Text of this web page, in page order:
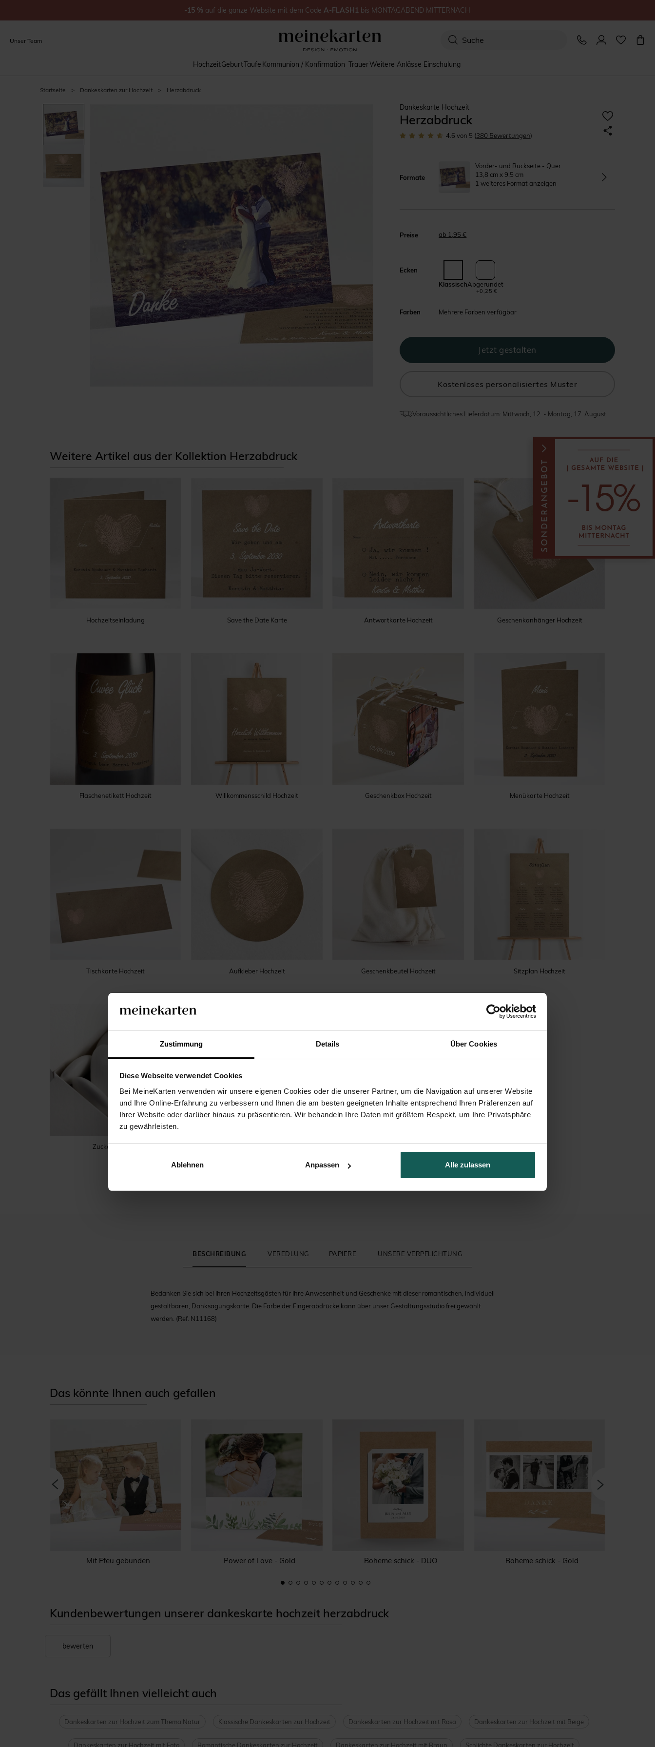
Zustimmung Details Über Cookies
Diese Webseite verwendet Cookies
Bei MeineKarten verwenden wir unsere eigenen Cookies oder die unserer Partner, um die Navigation auf unserer Website
und Ihre Online-Erfahrung zu verbessern und Ihnen die am besten geeigneten Inhalte entsprechend Ihren Präferenzen auf
Ihrer Website oder darüber hinaus zu präsentieren. Wir behandeln Ihre Daten mit größtem Respekt, um Ihre Privatsphäre
zu gewährleisten.
Ablehnen Anpassen Alle zulassen
Unser Team
HochzeitGeburtTaufe Kommunion / Konfirmation TrauerWeitere Anlässe Einschulung
Startseite > Dankeskarten zur Hochzeit > Herzabdruck
Dankeskarte Hochzeit
Herzabdruck
4.6 von 5 (380 Bewertungen)
Formate
Vorder- und Rückseite - Quer
13,8 cm x 9,5 cm
1 weiteres Format anzeigen
Preise ab 1,95 €
Ecken
KlassischAbgerundet
+0,25 €
Farben Mehrere Farben verfügbar
Kostenloses personalisiertes Muster
Voraussichtliches Lieferdatum: Mittwoch, 12. - Montag, 17. August
Weitere Artikel aus der Kollektion Herzabdruck
Hochzeitseinladung Save the Date Karte Antwortkarte Hochzeit Geschenkanhänger Hochzeit
Flaschenetikett Hochzeit Willkommensschild Hochzeit Geschenkbox Hochzeit Menükarte Hochzeit
Tischkarte Hochzeit Aufkleber Hochzeit Geschenkbeutel Hochzeit Sitzplan Hochzeit
Zuckermandeln
BESCHREIBUNG VEREDLUNG PAPIERE UNSERE VERPFLICHTUNG
Bedanken Sie sich bei Ihren Hochzeitsgästen für Ihre Anwesenheit und Geschenke mit dieser romantischen, individuell
gestaltbaren, Danksagungskarte. Die Farbe der Fingerabdrücke kann über unser Gestaltungsstudio frei gewählt
werden. (Ref. N11168)
Das könnte Ihnen auch gefallen
Mit Efeu gebunden Power of Love - Gold Boheme schick - DUO Boheme schick - Gold
Kundenbewertungen unserer dankeskarte hochzeit herzabdruck
bewerten
Das gefällt Ihnen vielleicht auch
Dankeskarten zur Hochzeit zum Thema Natur Klassische Dankeskarten zur Hochzeit Dankeskarten zur Hochzeit mit Rosa Dankeskarten zur Hochzeit mit Beige
Dankeskarten zur Hochzeit mit Foto Romantische Dankeskarten zur Hochzeit Dankeskarten zur Hochzeit mit Braun Schlichte Dankeskarten zur Hochzeit
-15 % auf die ganze Website mit dem Code A-FLASH1 bis MONTAGABEND MITTERNACH